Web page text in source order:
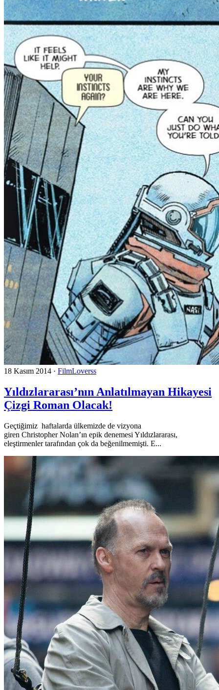
18 Kasım 2014 · FilmLoverss
Yıldızlararası’nın Anlatılmayan Hikayesi
Çizgi Roman Olacak!
Geçtiğimiz haftalarda ülkemizde de vizyona
giren Christopher Nolan’ın epik denemesi Yıldızlararası,
eleştirmenler tarafından çok da beğenilmemişti. E...